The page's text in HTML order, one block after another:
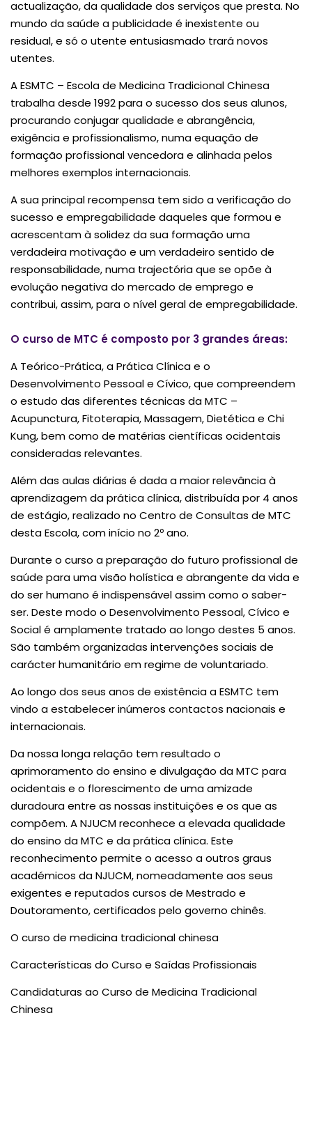
actualização, da qualidade dos serviços que presta. No
mundo da saúde a publicidade é inexistente ou
residual, e só o utente entusiasmado trará novos
utentes.
A ESMTC – Escola de Medicina Tradicional Chinesa
trabalha desde 1992 para o sucesso dos seus alunos,
procurando conjugar qualidade e abrangência,
exigência e profissionalismo, numa equação de
formação profissional vencedora e alinhada pelos
melhores exemplos internacionais.
A sua principal recompensa tem sido a verificação do
sucesso e empregabilidade daqueles que formou e
acrescentam à solidez da sua formação uma
verdadeira motivação e um verdadeiro sentido de
responsabilidade, numa trajectória que se opõe à
evolução negativa do mercado de emprego e
contribui, assim, para o nível geral de empregabilidade.
O curso de MTC é composto por 3 grandes áreas:
A Teórico-Prática, a Prática Clínica e o
Desenvolvimento Pessoal e Cívico, que compreendem
o estudo das diferentes técnicas da MTC –
Acupunctura, Fitoterapia, Massagem, Dietética e Chi
Kung, bem como de matérias científicas ocidentais
consideradas relevantes.
Além das aulas diárias é dada a maior relevância à
aprendizagem da prática clínica, distribuída por 4 anos
de estágio, realizado no Centro de Consultas de MTC
desta Escola, com início no 2º ano.
Durante o curso a preparação do futuro profissional de
saúde para uma visão holística e abrangente da vida e
do ser humano é indispensável assim como o saber-
ser. Deste modo o Desenvolvimento Pessoal, Cívico e
Social é amplamente tratado ao longo destes 5 anos.
São também organizadas intervenções sociais de
carácter humanitário em regime de voluntariado.
Ao longo dos seus anos de existência a ESMTC tem
vindo a estabelecer inúmeros contactos nacionais e
internacionais.
Da nossa longa relação tem resultado o
aprimoramento do ensino e divulgação da MTC para
ocidentais e o florescimento de uma amizade
duradoura entre as nossas instituições e os que as
compõem. A NJUCM reconhece a elevada qualidade
do ensino da MTC e da prática clínica. Este
reconhecimento permite o acesso a outros graus
académicos da NJUCM, nomeadamente aos seus
exigentes e reputados cursos de Mestrado e
Doutoramento, certificados pelo governo chinês.
O curso de medicina tradicional chinesa
Características do Curso e Saídas Profissionais
Candidaturas ao Curso de Medicina Tradicional
Chinesa